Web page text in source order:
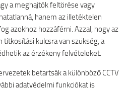
a meghajtók feltörése vagy
hanem az illetéktelen
azokhoz hozzáférni. Azzal, hogy az
kulcsra van szükség, a
az érzékeny felvételeket.
betartsák a különböző CCTV
adatvédelmi funkciókat is